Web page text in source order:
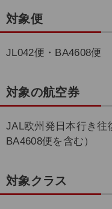
対象便
JL042便・BA4608便
対象の航空券
JAL欧州発日本行き往
BA4608便を含む）
対象クラス